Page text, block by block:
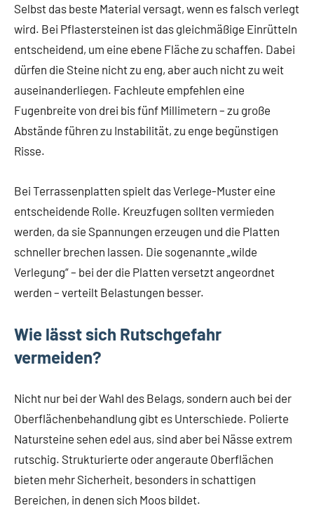
Selbst das beste Material versagt, wenn es falsch verlegt
wird. Bei Pflastersteinen ist das gleichmäßige Einrütteln
entscheidend, um eine ebene Fläche zu schaffen. Dabei
dürfen die Steine nicht zu eng, aber auch nicht zu weit
auseinanderliegen. Fachleute empfehlen eine
Fugenbreite von drei bis fünf Millimetern – zu große
Abstände führen zu Instabilität, zu enge begünstigen
Risse.
Bei Terrassenplatten spielt das Verlege-Muster eine
entscheidende Rolle. Kreuzfugen sollten vermieden
werden, da sie Spannungen erzeugen und die Platten
schneller brechen lassen. Die sogenannte „wilde
Verlegung“ – bei der die Platten versetzt angeordnet
werden – verteilt Belastungen besser.
Wie lässt sich Rutschgefahr
vermeiden?
Nicht nur bei der Wahl des Belags, sondern auch bei der
Oberflächenbehandlung gibt es Unterschiede. Polierte
Natursteine sehen edel aus, sind aber bei Nässe extrem
rutschig. Strukturierte oder angeraute Oberflächen
bieten mehr Sicherheit, besonders in schattigen
Bereichen, in denen sich Moos bildet.